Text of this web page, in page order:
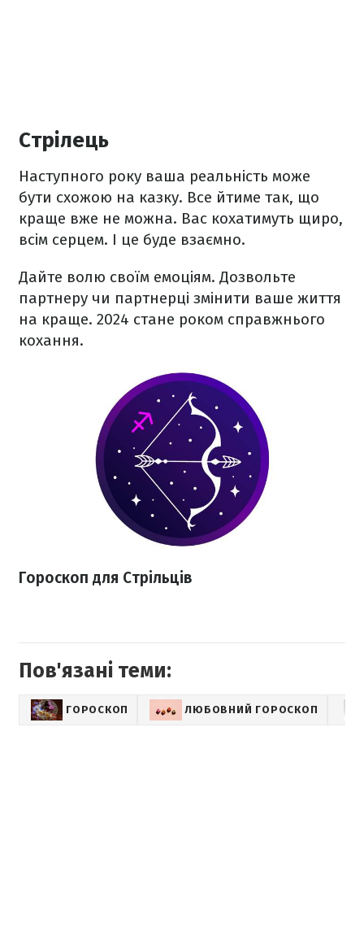
Стрілець
Наступного року ваша реальність може
бути схожою на казку. Все йтиме так, що
краще вже не можна. Вас кохатимуть щиро,
всім серцем. І це буде взаємно.
Дайте волю своїм емоціям. Дозвольте
партнеру чи партнерці змінити ваше життя
на краще. 2024 стане роком справжнього
кохання.
Гороскоп для Стрільців
Пов'язані теми:
ГОРОСКОП ЛЮБОВНИЙ ГОРОСКОП